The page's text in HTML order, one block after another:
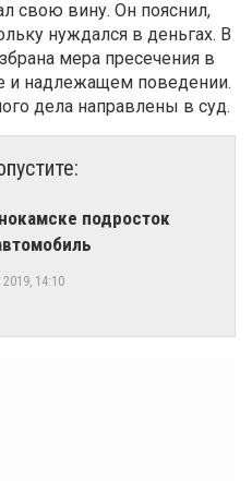
свою вину. Он пояснил,
нуждался в деньгах. В
мера пресечения в
и надлежащем поведении.
дела направлены в суд.
подросток
14:10